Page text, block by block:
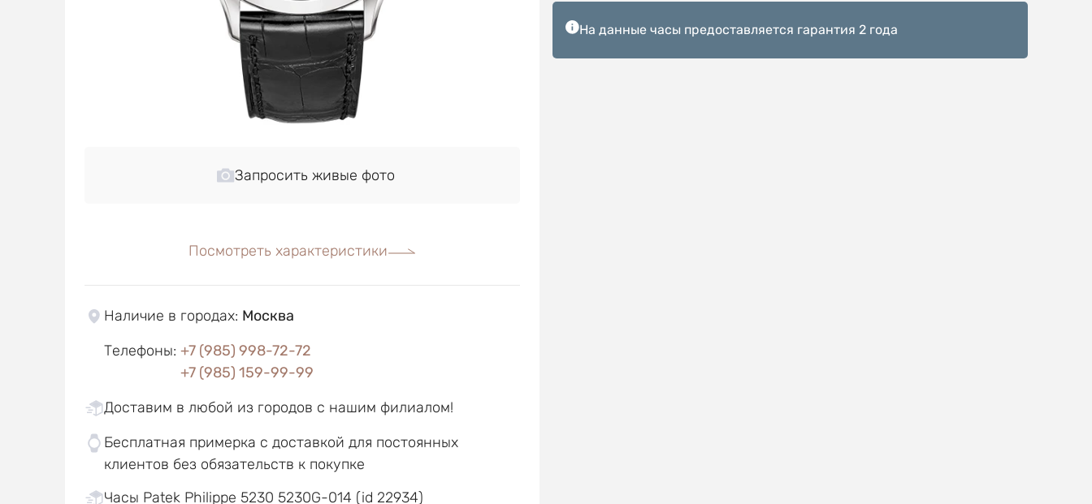
Запросить живые фото
Посмотреть характеристики
Наличие в городах: Москва
Телефоны: +7 (985) 998-72-72
+7 (985) 159-99-99
Доставим в любой из городов с нашим филиалом!
Бесплатная примерка с доставкой для постоянных
клиентов без обязательств к покупке
Часы Patek Philippe 5230 5230G-014 (id 22934)
На данные часы предоставляется гарантия 2 года